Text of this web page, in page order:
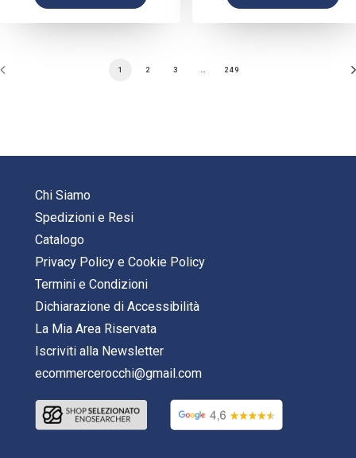
1 2 3 249
Chi Siamo
Spedizioni e Resi
Catalogo
Privacy Policy e Cookie Policy
Termini e Condizioni
Dichiarazione di Accessibilità
La Mia Area Riservata
Iscriviti alla Newsletter
ecommercerocchi@gmail.com